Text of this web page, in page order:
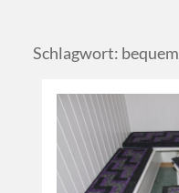
Schlagwort: bequem